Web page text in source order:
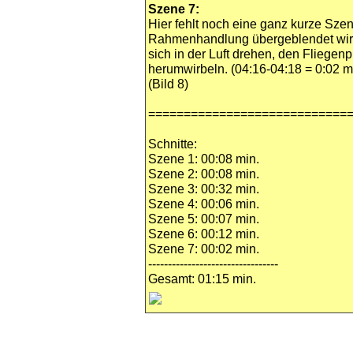
Szene 7:
Hier fehlt noch eine ganz kurze
Rahmenhandlung übergeblendet
sich in der Luft drehen, den
herumwirbeln. (04:16-04:18 = 0:02
(Bild 8)
Schnitte:
Szene 1: 00:08 min.
Szene 2: 00:08 min.
Szene 3: 00:32 min.
Szene 4: 00:06 min.
Szene 5: 00:07 min.
Szene 6: 00:12 min.
Szene 7: 00:02 min.
---------------------------------
Gesamt: 01:15 min.